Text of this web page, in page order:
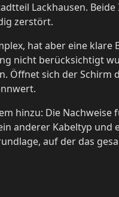
Lackhausen.
zerstört.
hat aber eine
nicht berücksichtigt
Öffnet sich der
hinzu: Die
anderer Kabeltyp und
auf der das